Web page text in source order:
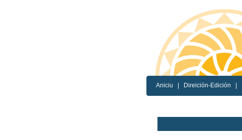
Aniciu Direición-Edición